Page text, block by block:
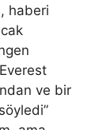
haberi
ve bir